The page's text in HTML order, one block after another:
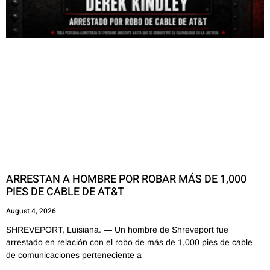
ARRESTAN A HOMBRE POR ROBAR MÁS DE 1,000
PIES DE CABLE DE AT&T
August 4, 2026
SHREVEPORT, Luisiana. — Un hombre de Shreveport fue
arrestado en relación con el robo de más de 1,000 pies de cable
de comunicaciones perteneciente a